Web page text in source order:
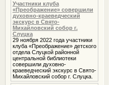
Участники клуба
«Преображение» совершили
духовно-краеведческий
экскурс в Свято-
Михайловский собор г.
Слуцка
29 ноября 2022 года участники
клуба «Преображение» детского
отдела Слуцкой районной
центральной библиотеки
совершили духовно-
краеведческий экскурс в Свято-
Михайловский собор г. Слуцка.